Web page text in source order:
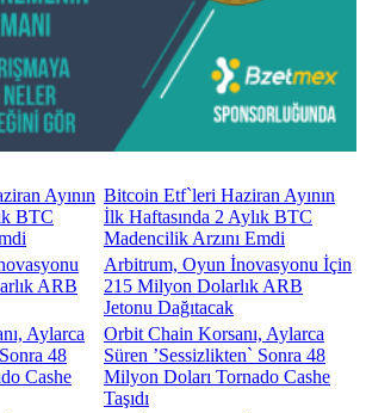
Bitcoin Etf`leri Haziran Ayının
İlk Haftasında 2 Aylık BTC
Madencilik Arzını Emdi
Arbitrum, Oyun İnovasyonu İçin
215 Milyon Dolarlık ARB
Jetonu Dağıtacak
Orbit Chain Korsanı, Aylarca
Süren ’Sessizlikten` Sonra 48
Milyon Doları Tornado Cashe
Taşıdı